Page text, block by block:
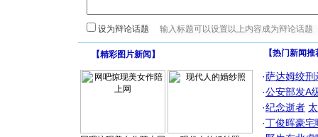
设为辩论话题
【精彩图片新闻 】 【热门新闻
·萨达姆绞刑
·公安部发A
·纪念逝者
·丁俊晖豪